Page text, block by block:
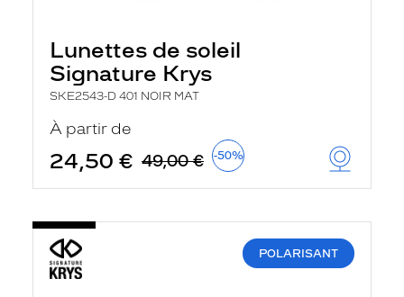
Lunettes de soleil
Signature Krys
SKE2543-D 401 NOIR MAT
À partir de
24,50 € 49,00 € -50%
POLARISANT